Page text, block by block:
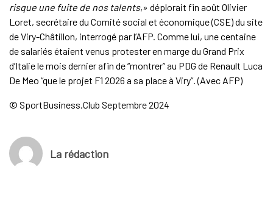
risque une fuite de nos talents,» déplorait fin août Olivier
Loret, secrétaire du Comité social et économique (CSE) du site
de Viry-Châtillon, interrogé par l’AFP. Comme lui, une centaine
de salariés étaient venus protester en marge du Grand Prix
d’Italie le mois dernier afin de “montrer” au PDG de Renault Luca
De Meo “que le projet F1 2026 a sa place à Viry”. (Avec AFP)
© SportBusiness.Club Septembre 2024
La rédaction